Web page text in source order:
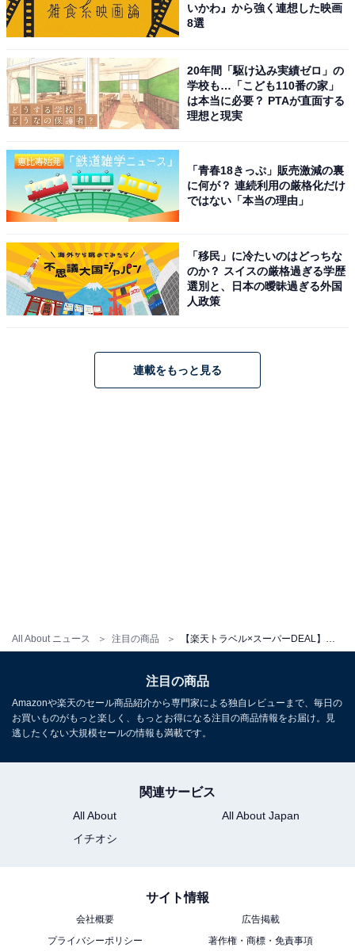
All About ニュース 注目の商品
※掲載されている情報は記事公開時のものです。あらか
じめご了承ください。 また、記事中の宿泊プランを予約
があります。
この記事の執筆者：
全国の人気ホテルから今泊まりたい宿を厳選してご紹介。日々更新
される売れ筋ランキングや、見逃せないセール・キャンペーン情報
など、お得に旅を楽しむための秘けつが満載です。さらに、ここで
では、公式Webサイトだけでは分からないリアルな様子を紹介しま
す。
こちらもおすすめ
【楽天トラベル売れ筋1位】福島県「湯岐温泉
和泉屋旅館」は山里の静寂に包まれる源泉かけ
いかわ』から強く連想した映画
8選
20年間「駆け込み実績ゼロ」の
学校も…「こども110番の家」
は本当に必要？ PTAが直面する
理想と現実
「青春18きっぷ」販売激減の裏
に何が？ 連続利用の厳格化だけ
ではない「本当の理由」
「移民」に冷たいのはどっちな
のか？ スイスの厳格過ぎる学歴
選別と、日本の曖昧過ぎる外国
人政策
連載をもっと見る
注目の商品
Amazonや楽天のセール商品紹介から専門家による独自レビューまで、毎日の
お買いものがもっと楽しく、もっとお得になる注目の商品情報をお届け。見
逃したくない大規模セールの情報も満載です。
関連サービス
All About
All About Japan
イチオシ
サイト情報
会社概要
広告掲載
プライバシーポリシー
著作権・商標・免責事項